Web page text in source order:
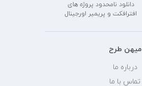
دانلود نامحدود پروژه های
افترافکت و پریمیر اورجینال
میهن طرح
درباره ما
تماس با ما